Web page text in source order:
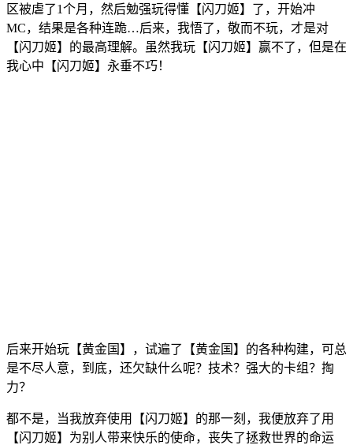
区被虐了1个月，然后勉强玩得懂【闪刀姬】了，开始冲
MC，结果是各种连跪…后来，我悟了，敬而不玩，才是对
【闪刀姬】的最高理解。虽然我玩【闪刀姬】赢不了，但是在
我心中【闪刀姬】永垂不巧！
后来开始玩【黄金国】，试遍了【黄金国】的各种构建，可总
是不尽人意，到底，还欠缺什么呢？技术？强大的卡组？掏
力？
都不是，当我放弃使用【闪刀姬】的那一刻，我便放弃了用
【闪刀姬】为别人带来快乐的使命，丧失了拯救世界的命运